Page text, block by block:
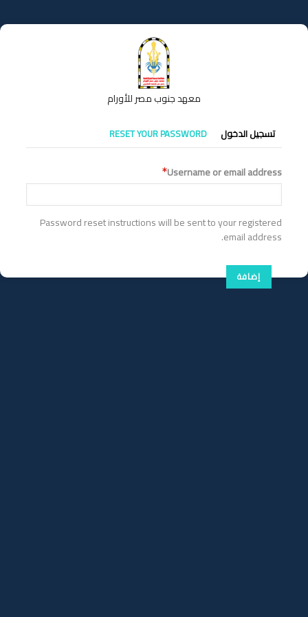
إلى
المحتوى
معهد جنوب مصر للأورام
التبويبات
الأساسية
تسجيل الدخول RESET YOUR PASSWORD
Username or email address
Password reset instructions will be sent to your registered
email address.